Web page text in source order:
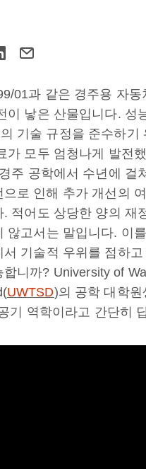
01과 같은 경주용 자동
이 낳은 산물입니다. 성
기술 규정을 준수하기
가 모두 엄청나게 발전
주 공학에서 수년에 걸
으로 인해 추가 개선의
. 적어도 상당한 양의 재
않고서는 말입니다. 이
서 기술적 우위를 점하
합니까? University of
UWTSD)의 공학 대학원
기 역학이라고 간단히